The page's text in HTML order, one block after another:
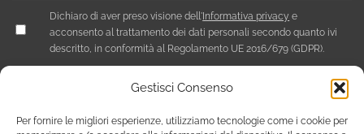
Gestisci Consenso
Per fornire le migliori esperienze, utilizziamo tecnologie come i cookie per
Dichiaro di aver preso visione dell'Informativa privacy e
acconsento al trattamento dei dati personali secondo quanto ivi
descritto, in conformità al Regolamento UE 2016/679 (GDPR).